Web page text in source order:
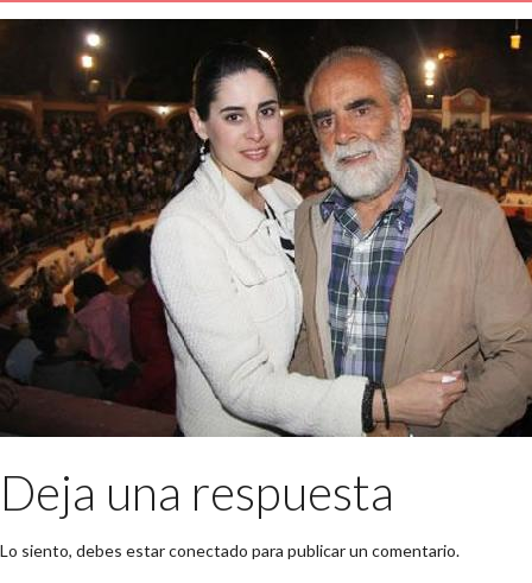
Deja una respuesta
Lo siento, debes estarconectado para publicar un comentario.